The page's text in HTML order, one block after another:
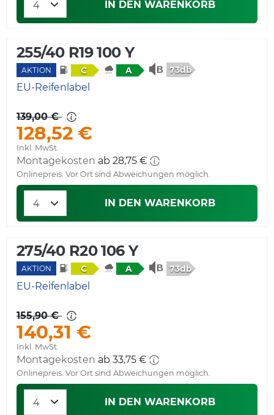
IN DEN WARENKORB
255/40 R19 100 Y
AKTION C A 73db
EU-Reifenlabel
139,00 €
128,52 €
Inkl. MwSt.
Montagekosten ab 28,75 €
Onlinepreis. Vor Ort sind Abweichungen möglich.
IN DEN WARENKORB
275/40 R20 106 Y
AKTION C A 73db
EU-Reifenlabel
155,90 €
140,31 €
Inkl. MwSt.
Montagekosten ab 33,75 €
Onlinepreis. Vor Ort sind Abweichungen möglich.
IN DEN WARENKORB